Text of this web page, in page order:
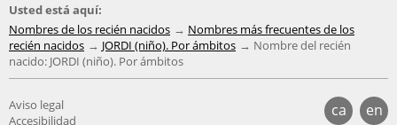
Usted está aquí:
Nombres de los recién nacidos
Nombres más frecuentes de los
recién nacidos
JORDI (niño). Por ámbitos
Nombre del recién
nacido: JORDI (niño). Por ámbitos
ca en
Aviso legal
Accesibilidad